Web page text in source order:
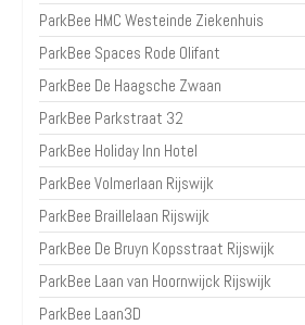
ParkBee HMC Westeinde Ziekenhuis
ParkBee Spaces Rode Olifant
ParkBee De Haagsche Zwaan
ParkBee Parkstraat 32
ParkBee Holiday Inn Hotel
ParkBee Volmerlaan Rijswijk
ParkBee Braillelaan Rijswijk
ParkBee De Bruyn Kopsstraat Rijswijk
ParkBee Laan van Hoornwijck Rijswijk
ParkBee Laan3D